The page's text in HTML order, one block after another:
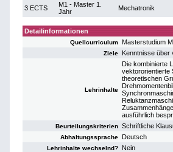
3 ECTS
M1 - Master 1.
Jahr
Mechatronik
Detailinformationen
Quellcurriculum Masterstudium
Ziele Kenntnisse über
Lehrinhalte
Die kombinierte
vektororientierte
theoretischen
ausführlich
Beurteilungskriterien Schriftliche
Abhaltungssprache Deutsch
Lehrinhalte wechselnd? Nein